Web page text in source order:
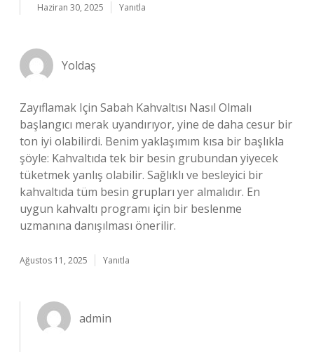
Haziran 30, 2025 Yanıtla
Yoldaş
Zayıflamak Için Sabah Kahvaltısı Nasıl Olmalı
başlangıcı merak uyandırıyor, yine de daha cesur bir
ton iyi olabilirdi. Benim yaklaşımım kısa bir başlıkla
şöyle: Kahvaltıda tek bir besin grubundan yiyecek
tüketmek yanlış olabilir. Sağlıklı ve besleyici bir
kahvaltıda tüm besin grupları yer almalıdır. En
uygun kahvaltı programı için bir beslenme
uzmanına danışılması önerilir.
Ağustos 11, 2025 Yanıtla
admin